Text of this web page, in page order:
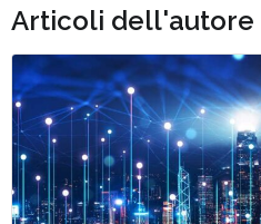
Articoli dell'autore